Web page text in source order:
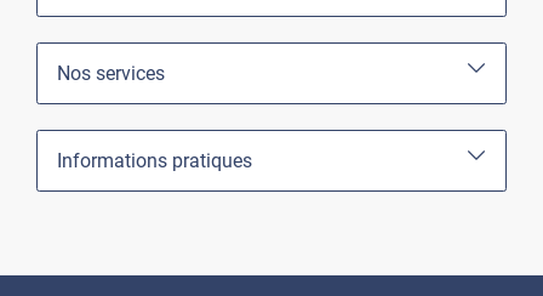
Nos services
Informations pratiques